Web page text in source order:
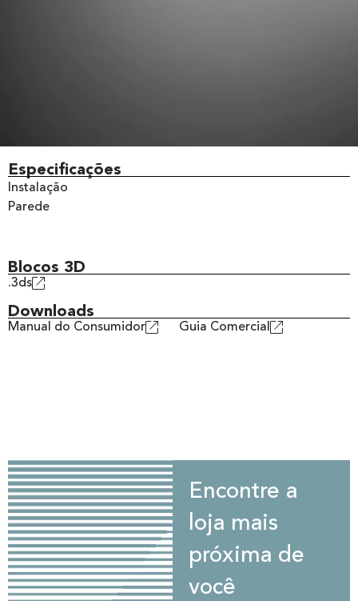
Especificações
Instalação
Parede
Blocos 3D
.3ds
Downloads
Manual do Consumidor Guia Comercial
Encontre a
loja mais
próxima de
você